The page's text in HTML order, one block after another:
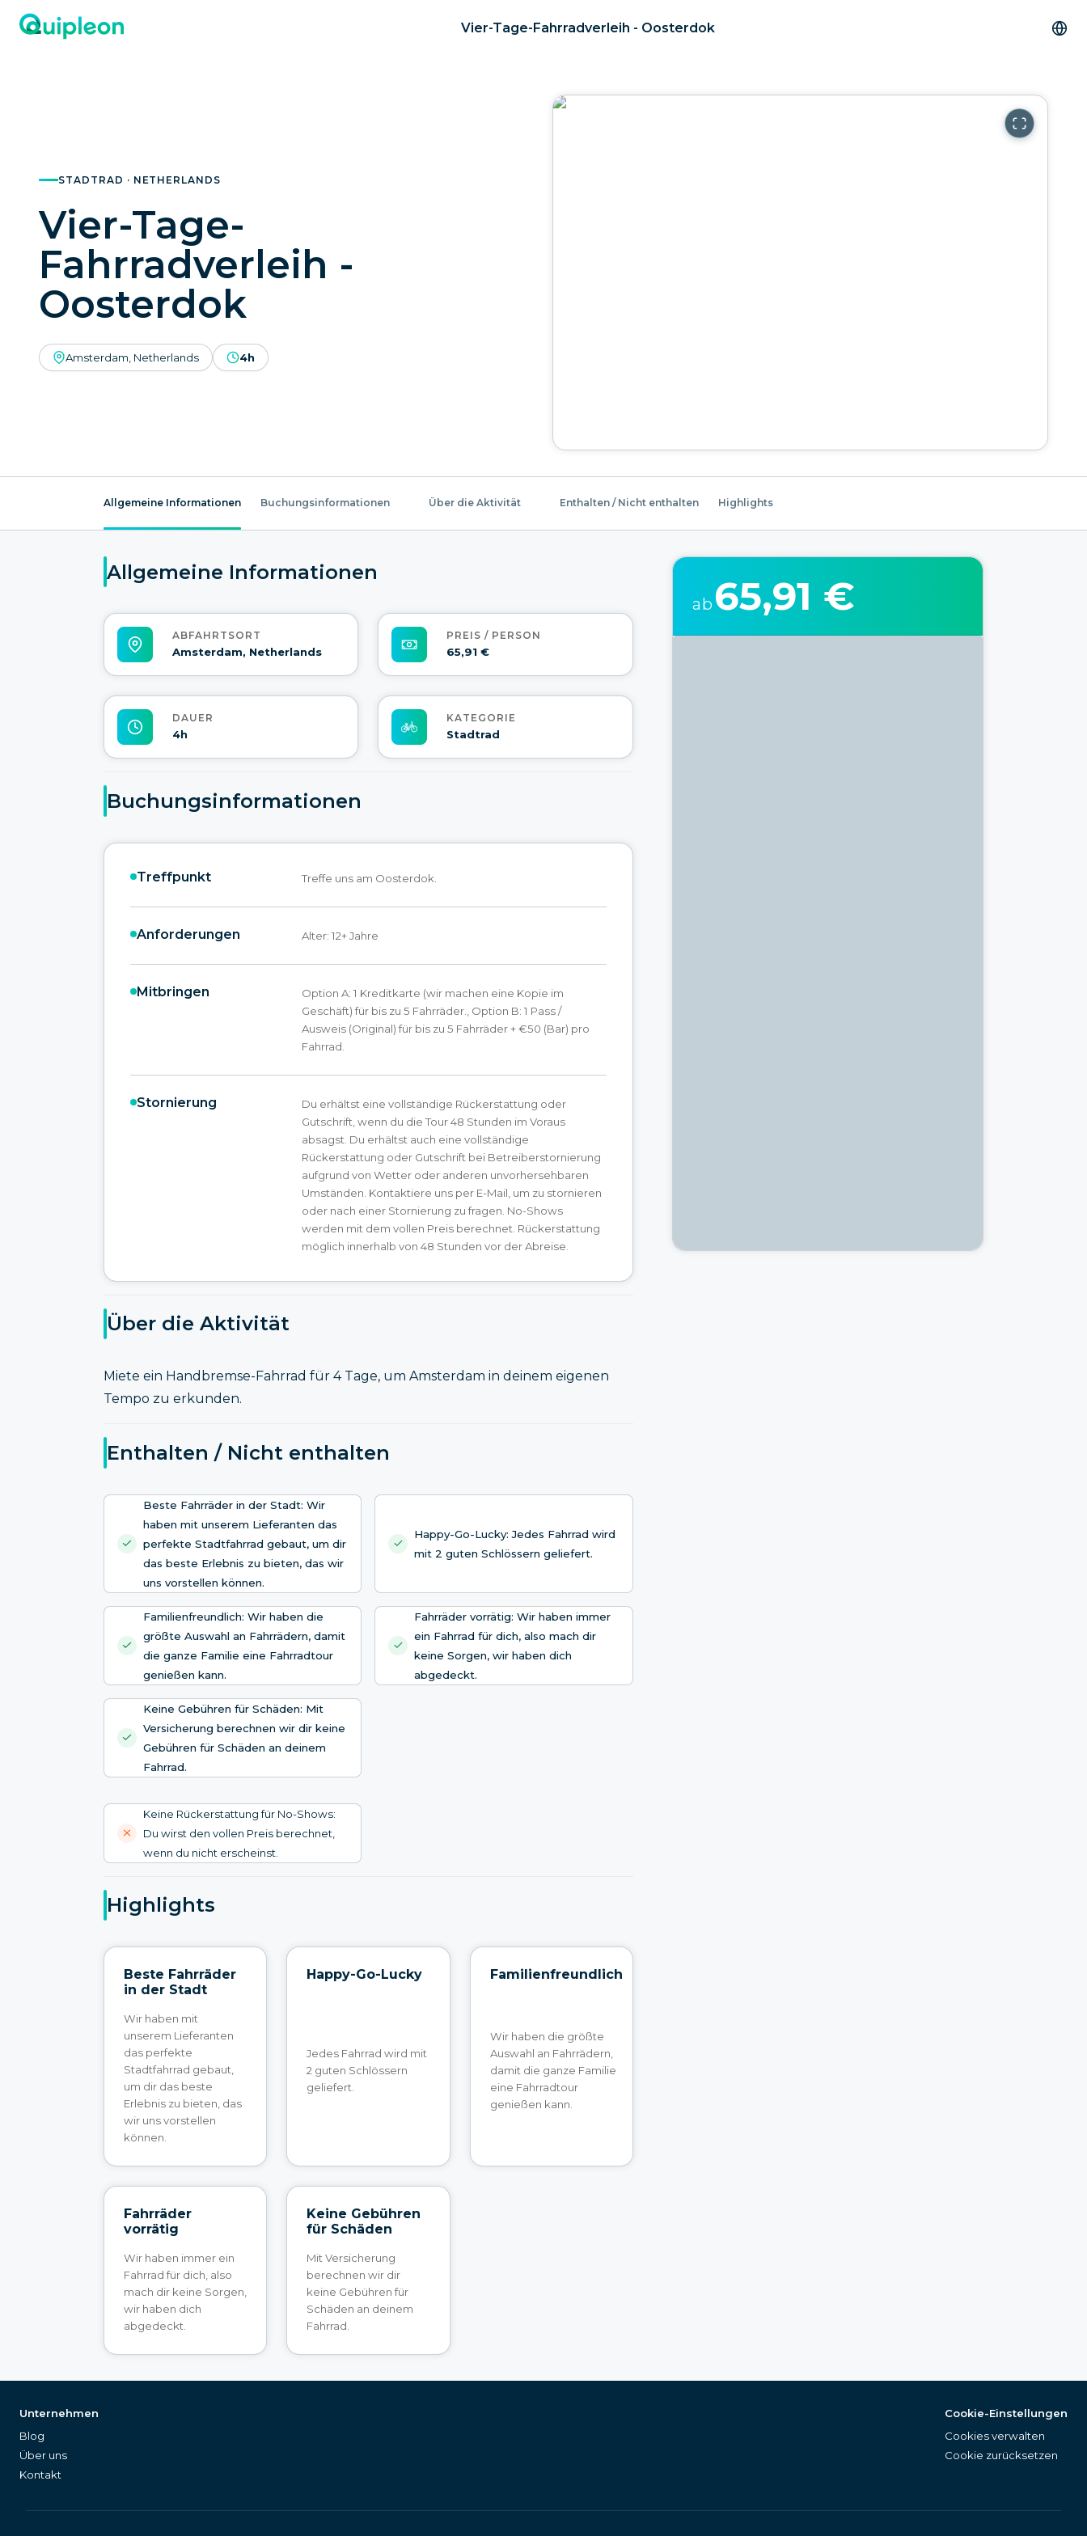
Vier-Tage-Fahrradverleih - Oosterdok
STADTRAD · NETHERLANDS
Vier-Tage-
Fahrradverleih -
Oosterdok
Amsterdam, Netherlands 4h
Allgemeine Informationen Buchungsinformationen Über die Aktivität Enthalten / Nicht enthalten Highlights
Allgemeine Informationen
ABFAHRTSORT
Amsterdam, Netherlands
PREIS / PERSON
65,91 €
DAUER
4h
KATEGORIE
Stadtrad
Buchungsinformationen
Treffpunkt Treffe uns am Oosterdok.
Anforderungen Alter: 12+ Jahre
Mitbringen
Option A: 1 Kreditkarte (wir machen eine Kopie im
Geschäft) für bis zu 5 Fahrräder., Option B: 1 Pass /
Ausweis (Original) für bis zu 5 Fahrräder + €50 (Bar) pro
Fahrrad.
Stornierung
Du erhältst eine vollständige Rückerstattung oder
Gutschrift, wenn du die Tour 48 Stunden im Voraus
absagst. Du erhältst auch eine vollständige
Rückerstattung oder Gutschrift bei Betreiberstornierung
aufgrund von Wetter oder anderen unvorhersehbaren
Umständen. Kontaktiere uns per E-Mail, um zu stornieren
oder nach einer Stornierung zu fragen. No-Shows
werden mit dem vollen Preis berechnet. Rückerstattung
möglich innerhalb von 48 Stunden vor der Abreise.
Über die Aktivität
Miete ein Handbremse-Fahrrad für 4 Tage, um Amsterdam in deinem eigenen
Tempo zu erkunden.
Enthalten / Nicht enthalten
Beste Fahrräder in der Stadt: Wir
haben mit unserem Lieferanten das
perfekte Stadtfahrrad gebaut, um dir
das beste Erlebnis zu bieten, das wir
uns vorstellen können.
Happy-Go-Lucky: Jedes Fahrrad wird
mit 2 guten Schlössern geliefert.
Familienfreundlich: Wir haben die
größte Auswahl an Fahrrädern, damit
die ganze Familie eine Fahrradtour
genießen kann.
Fahrräder vorrätig: Wir haben immer
ein Fahrrad für dich, also mach dir
keine Sorgen, wir haben dich
abgedeckt.
Keine Gebühren für Schäden: Mit
Versicherung berechnen wir dir keine
Gebühren für Schäden an deinem
Fahrrad.
Keine Rückerstattung für No-Shows:
Du wirst den vollen Preis berechnet,
wenn du nicht erscheinst.
Highlights
Beste Fahrräder
in der Stadt
Wir haben mit
unserem Lieferanten
das perfekte
Stadtfahrrad gebaut,
um dir das beste
Erlebnis zu bieten, das
wir uns vorstellen
können.
Happy-Go-Lucky
Jedes Fahrrad wird mit
2 guten Schlössern
geliefert.
Familienfreundlich
Wir haben die größte
Auswahl an Fahrrädern,
damit die ganze Familie
eine Fahrradtour
genießen kann.
Fahrräder
vorrätig
Wir haben immer ein
Fahrrad für dich, also
mach dir keine Sorgen,
wir haben dich
abgedeckt.
Keine Gebühren
für Schäden
Mit Versicherung
berechnen wir dir
keine Gebühren für
Schäden an deinem
Fahrrad.
ab 65,91 €
Unternehmen
Blog
Über uns
Kontakt
Cookie-Einstellungen
Cookies verwalten
Cookie zurücksetzen